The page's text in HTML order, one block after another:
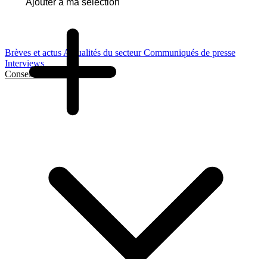
Brèves et actus Actualités du secteurCommuniqués de presse
Interviews
Conseils et Guides